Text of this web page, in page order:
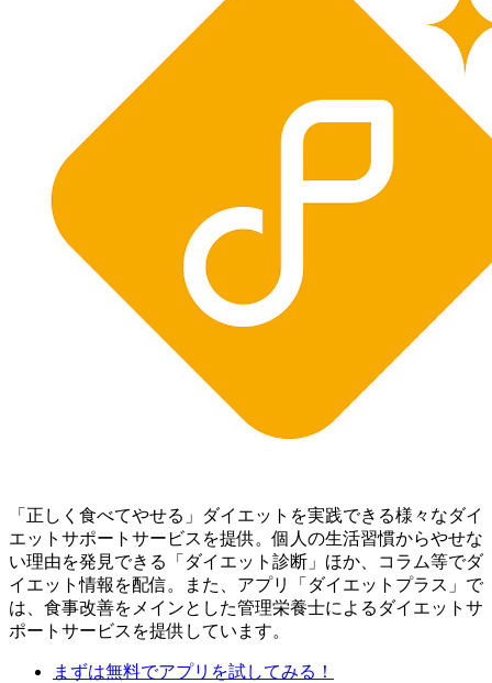
「正しく食べてやせる」ダイエットを実践できる様々なダイ
エットサポートサービスを提供。個人の生活習慣からやせな
い理由を発見できる「ダイエット診断」ほか、コラム等でダ
イエット情報を配信。 また、アプリ「ダイエットプラス」で
は、食事改善をメインとした管理栄養士によるダイエットサ
ポートサービスを提供しています。
まずは無料でアプリを試してみる！